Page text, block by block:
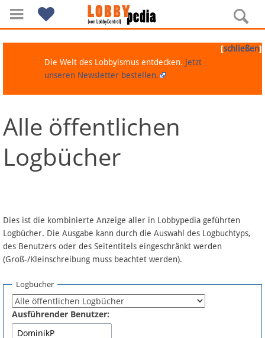
Navigation
Über Lobbypedia
Artikel nach Kategorien
FAQ
Fördermitglied werden
Fehler melden
[schließen]
Die Welt des Lobbyismus entdecken. Jetzt
unseren Newsletter bestellen.
Alle öffentlichen
Logbücher
Dies ist die kombinierte Anzeige aller in Lobbypedia geführten
Logbücher. Die Ausgabe kann durch die Auswahl des Logbuchtyps,
des Benutzers oder des Seitentitels eingeschränkt werden
(Groß-/Kleinschreibung muss beachtet werden).
Logbücher
Ausführender Benutzer: